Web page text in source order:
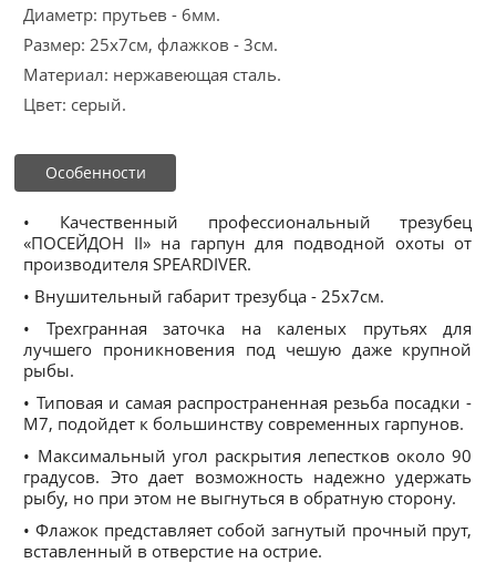
Диаметр: прутьев - 6мм.
Размер: 25х7см, флажков - 3см.
Материал: нержавеющая сталь.
Цвет: серый.
Особенности
• Качественный профессиональный трезубец
«ПОСЕЙДОН II» на гарпун для подводной охоты от
производителя SPEARDIVER.
• Внушительный габарит трезубца - 25х7см.
• Трехгранная заточка на каленых прутьях для
лучшего проникновения под чешую даже крупной
рыбы.
• Типовая и самая распространенная резьба посадки -
М7, подойдет к большинству современных гарпунов.
• Максимальный угол раскрытия лепестков около 90
градусов. Это дает возможность надежно удержать
рыбу, но при этом не выгнуться в обратную сторону.
• Флажок представляет собой загнутый прочный прут,
вставленный в отверстие на острие.